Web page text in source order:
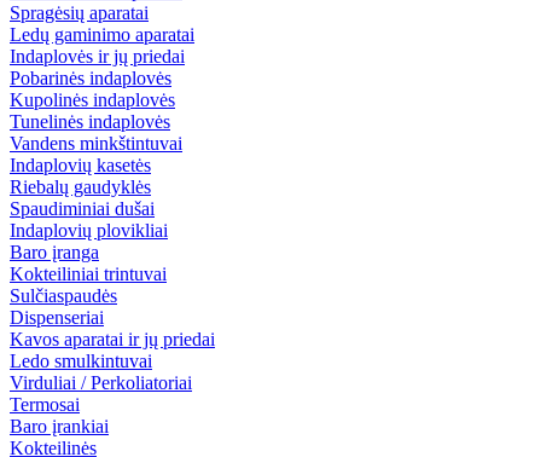
Spragėsių aparatai
Ledų gaminimo aparatai
Indaplovės ir jų priedai
Pobarinės indaplovės
Kupolinės indaplovės
Tunelinės indaplovės
Vandens minkštintuvai
Indaplovių kasetės
Riebalų gaudyklės
Spaudiminiai dušai
Indaplovių plovikliai
Baro įranga
Kokteiliniai trintuvai
Sulčiaspaudės
Dispenseriai
Kavos aparatai ir jų priedai
Ledo smulkintuvai
Virduliai / Perkoliatoriai
Termosai
Baro įrankiai
Kokteilinės